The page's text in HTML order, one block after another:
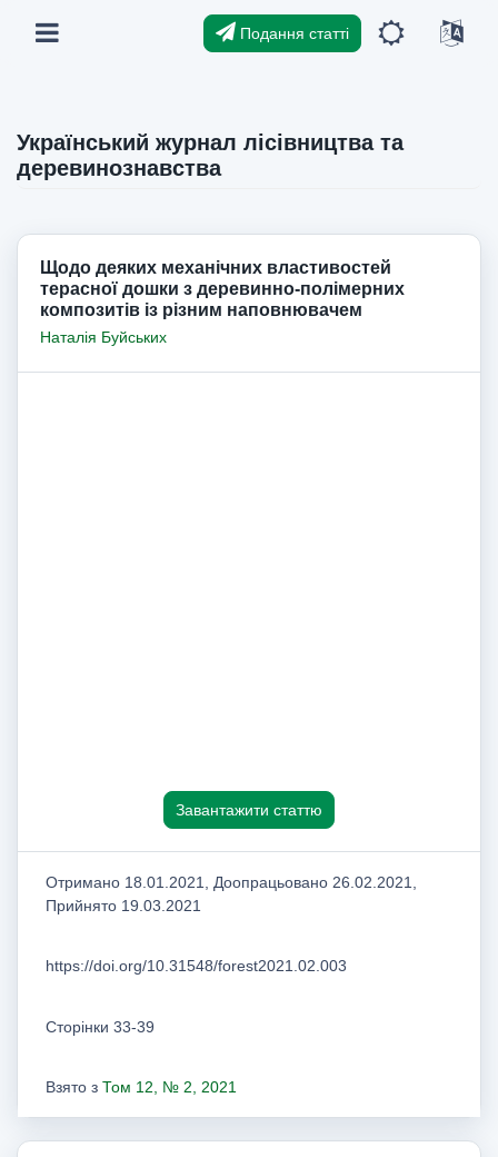
Подання статті
Український журнал лісівництва та
деревинознавства
Щодо деяких механічних властивостей
терасної дошки з деревинно-полімерних
композитів із різним наповнювачем
Наталія Буйських
Завантажити статтю
Отримано 18.01.2021, Доопрацьовано 26.02.2021,
Прийнято 19.03.2021
https://doi.org/10.31548/forest2021.02.003
Сторінки 33-39
Взято з Том 12, № 2, 2021